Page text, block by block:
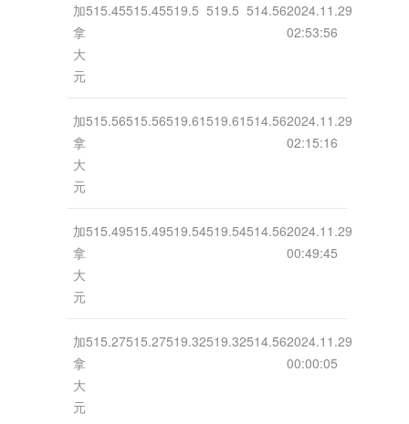
加
拿
大
元
515.45515.45519.5 519.5 514.562024.11.29
02:53:56
加
拿
大
元
515.56515.56519.61519.61514.562024.11.29
02:15:16
加
拿
大
元
515.49515.49519.54519.54514.562024.11.29
00:49:45
加
拿
大
元
515.27515.27519.32519.32514.562024.11.29
00:00:05